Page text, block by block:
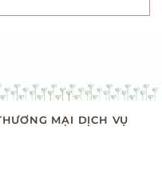
MẠI DỊCH VỤ